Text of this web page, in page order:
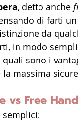
, detto anche
di farti
da
in modo
quali sono i
la massima
vs Free
semplici: